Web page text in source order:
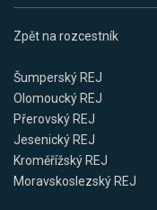
Zpět na rozcestník
Šumperský REJ
Olomoucký REJ
Přerovský REJ
Jesenický REJ
Kroměřížský REJ
Moravskoslezský REJ